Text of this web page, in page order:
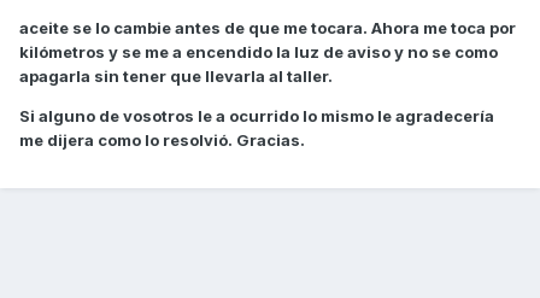
aceite se lo cambie antes de que me tocara. Ahora me toca por
kilómetros y se me a encendido la luz de aviso y no se como
apagarla sin tener que llevarla al taller.
Si alguno de vosotros le a ocurrido lo mismo le agradecería
me dijera como lo resolvió. Gracias.